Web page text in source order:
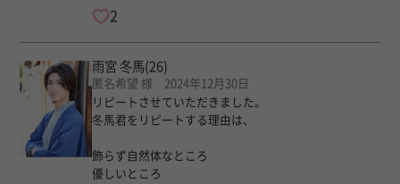
2
雨宮 冬馬(26)
匿名希望 様 2024年12月30日
リピートさせていただきました。
冬馬君をリピートする理由は、
飾らず自然体なところ
優しいところ